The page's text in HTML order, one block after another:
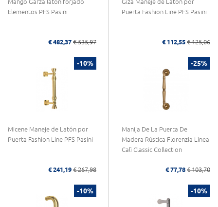
Mango Garza latón forjado
Elementos PFS Pasini
€ 482,37 € 535,97
Giza Maneje de Latón por
Puerta Fashion Line PFS Pasini
€ 112,55 € 125,06
-10%
Micene Maneje de Latón por
Puerta Fashion Line PFS Pasini
€ 241,19 € 267,98
-25%
Manija De La Puerta De
Madera Rústica Florenzia Línea
Calì Classic Collection
€ 77,78 € 103,70
-10% -10%